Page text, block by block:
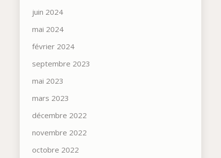
juin 2024
mai 2024
février 2024
septembre 2023
mai 2023
mars 2023
décembre 2022
novembre 2022
octobre 2022